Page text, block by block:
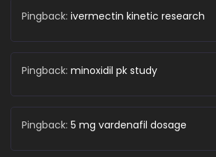
Pingback: ivermectin kinetic research
Pingback: minoxidil pk study
Pingback: 5 mg vardenafil dosage